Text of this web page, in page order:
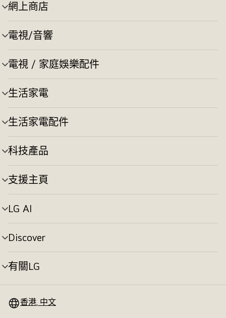
網上商店
選
單
切
換
電視/音響
選
單
切
換
電視 / 家庭娛樂配件
選
單
切
換
生活家電
選
單
切
換
生活家電配件
選
單
切
換
科技產品
選
單
切
換
支援主頁
選
單
切
換
LG AI
選
單
切
換
Discover
選
單
切
換
有關LG
選
換 香港, 中文